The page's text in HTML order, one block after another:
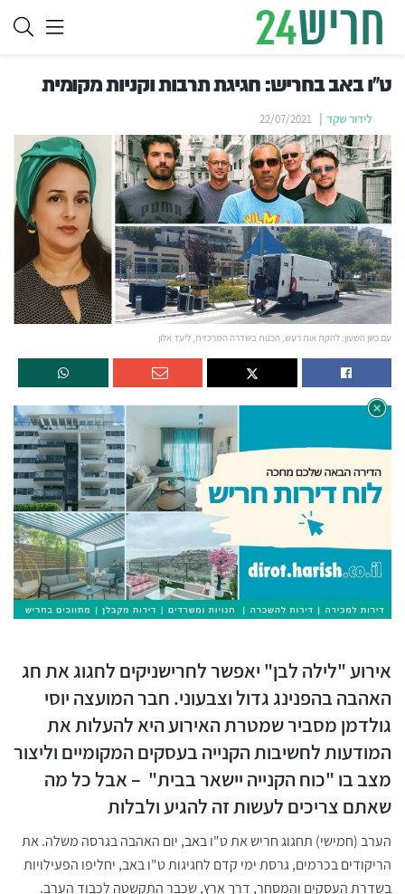
ט"ו באב בחריש: חגיגת תרבות וקניות מקומית
לידור שקד 22/07/2021
עם כיוון השעון: להקת אות רעש, הכנות בשדרה המרכזית, ליעד אלון
אירוע "לילה לבן" יאפשר לחרישניקים לחגוג את חג
האהבה בהפנינג גדול וצבעוני. חבר המועצה יוסי
גולדמן מסביר שמטרת האירוע היא להעלות את
המודעות לחשיבות הקנייה בעסקים המקומיים וליצור
מצב בו "כוח הקנייה יישאר בבית" – אבל כל מה
שאתם צריכים לעשות זה להגיע ולבלות
הערב (חמישי) תחגוג חריש את ט"ו באב, יום האהבה בגרסה משלה. את
הריקודים בכרמים, גרסת ימי קדם לחגיגות ט"ו באב, יחליפו הפעילויות
בשדרת העסקים והמסחר, דרך ארץ, שכבר התקשטה לכבוד הערב.